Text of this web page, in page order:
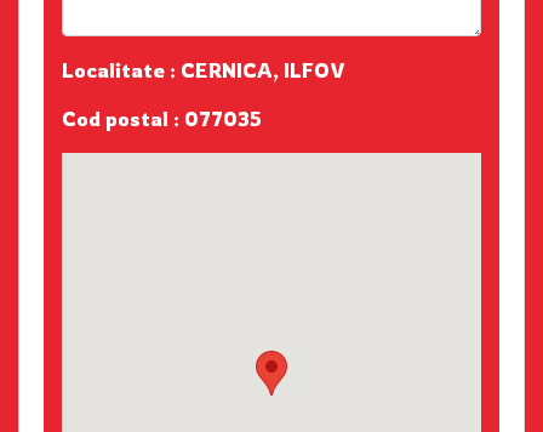
Localitate : CERNICA, ILFOV
Cod postal : 077035